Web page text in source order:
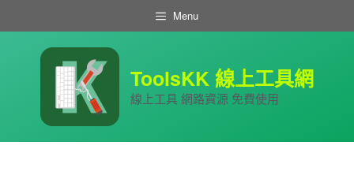
Menu
ToolsKK 線上工具網
線上工具 網路資源 免費使用